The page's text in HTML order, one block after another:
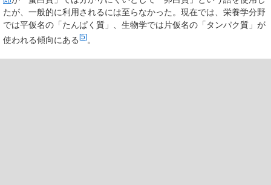
たが、一般的に利用されるには至らなかった。現在では、栄養学分野
では平仮名の「たんぱく質」、生物学では片仮名の「タンパク質」が
使われる傾向にある[5]。